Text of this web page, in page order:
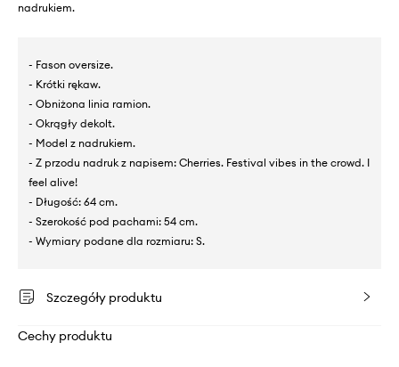
nadrukiem.
- Fason oversize.
- Krótki rękaw.
- Obniżona linia ramion.
- Okrągły dekolt.
- Model z nadrukiem.
- Z przodu nadruk z napisem: Cherries. Festival vibes in the crowd. I
feel alive!
- Długość: 64 cm.
- Szerokość pod pachami: 54 cm.
- Wymiary podane dla rozmiaru: S.
Szczegóły produktu
Cechy produktu